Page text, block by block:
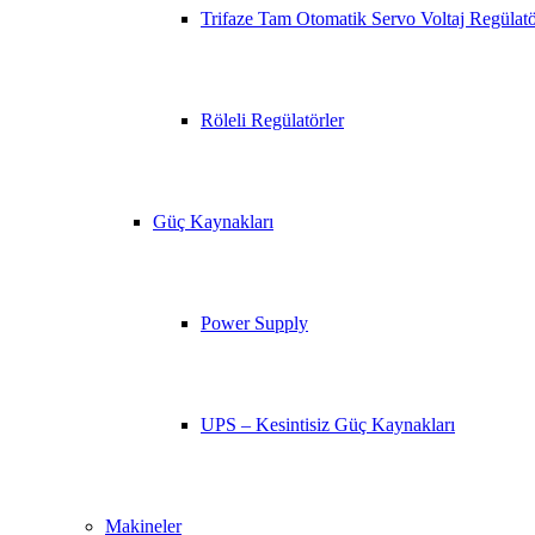
Trifaze Tam Otomatik Servo Voltaj
Röleli Regülatörler
Güç Kaynakları
Power Supply
UPS – Kesintisiz Güç Kaynakları
Makineler